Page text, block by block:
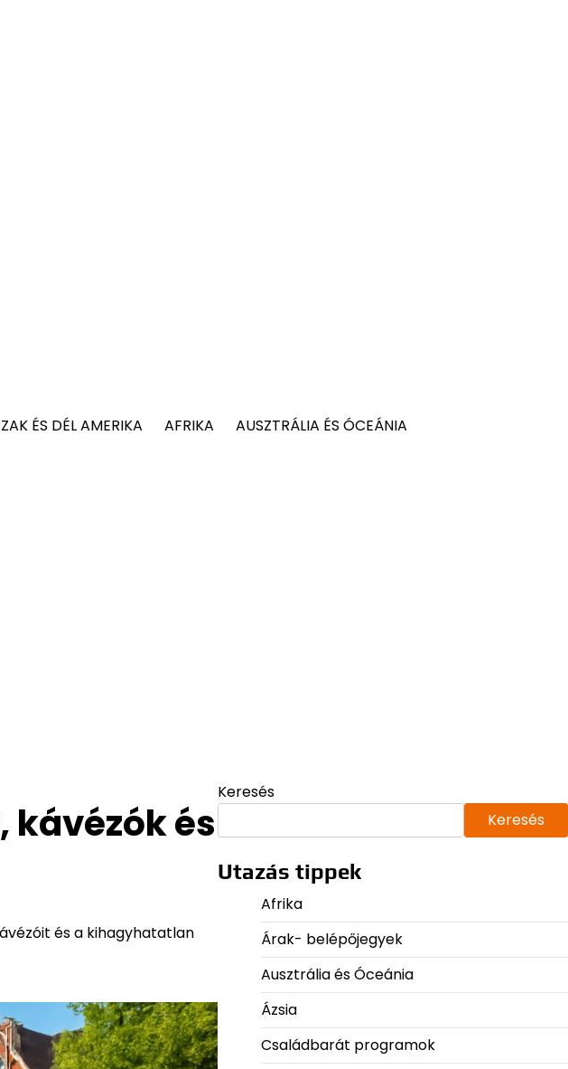
ÉS DÉL AMERIKA AFRIKA
AUSZTRÁLIA ÉS ÓCEÁNIA
és
és a kihagyhatatlan
Keresés
Keresés
Utazás tippek
Afrika
Árak- belépőjegyek
Ausztrália és Óceánia
Ázsia
Családbarát programok